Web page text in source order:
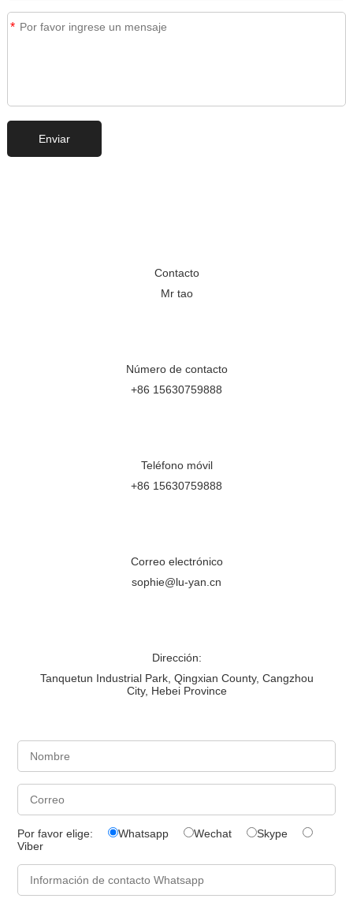
*
Contacto
Mr tao
Número de contacto
+86 15630759888
Teléfono móvil
+86 15630759888
Correo electrónico
sophie@lu-yan.cn
Dirección:
Tanquetun Industrial Park, Qingxian County, Cangzhou
City, Hebei Province
Por favor elige: Whatsapp Wechat
Skype
Viber